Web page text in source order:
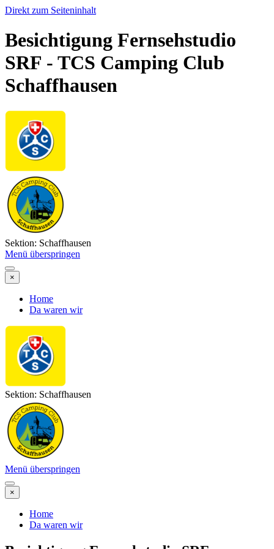
Direkt zum Seiteninhalt
Besichtigung Fernsehstudio
SRF - TCS Camping Club
Schaffhausen
Sektion: Schaffhausen
Menü überspringen
×
Home
Da waren wir
Sektion: Schaffhausen
Menü überspringen
×
Home
Da waren wir